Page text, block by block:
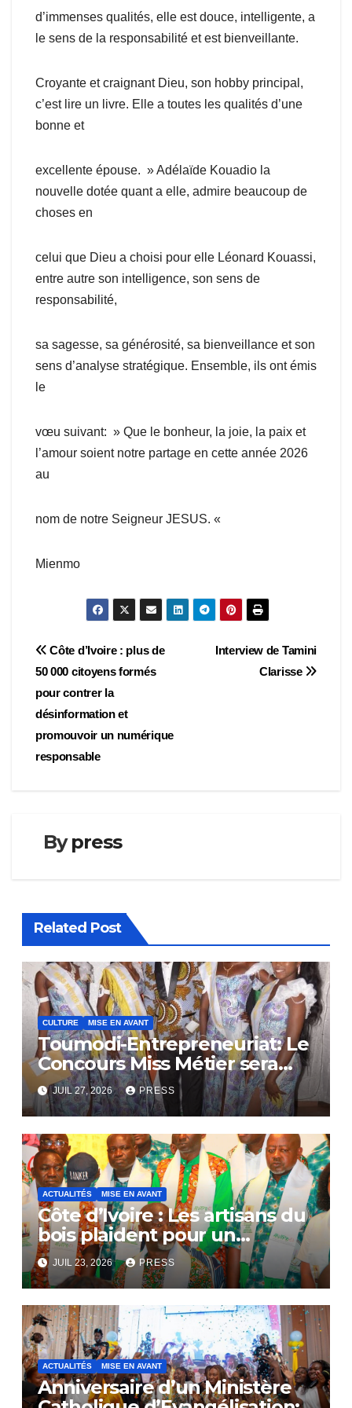
d’immenses qualités, elle est douce, intelligente, a
le sens de la responsabilité et est bienveillante.
Croyante et craignant Dieu, son hobby principal,
c’est lire un livre. Elle a toutes les qualités d’une
bonne et
excellente épouse. » Adélaïde Kouadio la
nouvelle dotée quant a elle, admire beaucoup de
choses en
celui que Dieu a choisi pour elle Léonard Kouassi,
entre autre son intelligence, son sens de
responsabilité,
sa sagesse, sa générosité, sa bienveillance et son
sens d’analyse stratégique. Ensemble, ils ont émis
le
vœu suivant: » Que le bonheur, la joie, la paix et
l’amour soient notre partage en cette année 2026
au
nom de notre Seigneur JESUS. «
Mienmo
Navigation
de
l’article
Interview de Tamini
Clarisse
Côte d’Ivoire : plus de
50 000 citoyens formés
pour contrer la
désinformation et
promouvoir un numérique
responsable
Bypress
Related Post
CULTURE MISE EN AVANT
Toumodi-Entrepreneuriat: Le
Concours Miss Métier sera
bientôt lance.
JUIL 27, 2026 PRESS
ACTUALITÉS MISE EN AVANT
Côte d’Ivoire : Les artisans du
bois plaident pour un
dialogue national
JUIL 23, 2026 PRESS
ACTUALITÉS MISE EN AVANT
Anniversaire d’un Ministère